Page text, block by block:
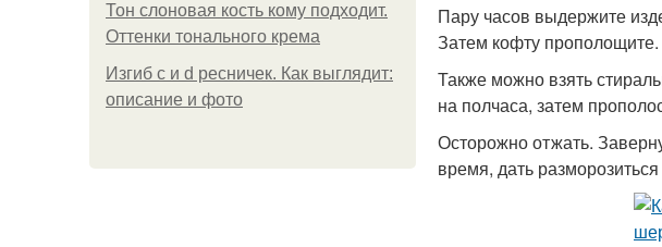
Тон слоновая кость кому подходит.
Оттенки тонального крема
Изгиб c и d ресничек. Как выглядит:
описание и фото
Пару часов выдержите
Затем кофту прополощите.
Также можно взять
на полчаса, затем
Осторожно отжать.
время, дать